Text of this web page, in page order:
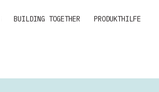
BUILDING TOGETHER PRODUKTHILFE